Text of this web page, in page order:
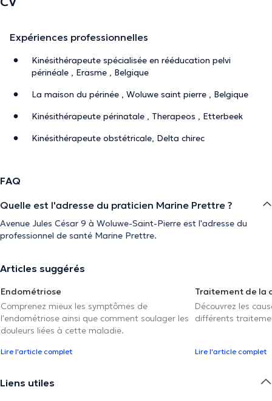
Expériences professionnelles
Kinésithérapeute spécialisée en rééducation pelvi
périnéale , Erasme , Belgique
La maison du périnée , Woluwe saint pierre , Belgique
Kinésithérapeute périnatale , Therapeos , Etterbeek
Kinésithérapeute obstétricale, Delta chirec
FAQ
Quelle est l'adresse du praticien Marine Prettre ?
Avenue Jules César 9 à Woluwe-Saint-Pierre est l'adresse du
professionnel de santé Marine Prettre.
Articles suggérés
Endométriose
Comprenez mieux les symptômes de
l'endométriose ainsi que comment soulager les
douleurs liées à cette maladie.
Lire l'article complet
Traitement de la
Découvrez les
différents
Lire l'article complet
Liens utiles